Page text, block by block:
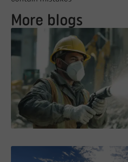
More blogs